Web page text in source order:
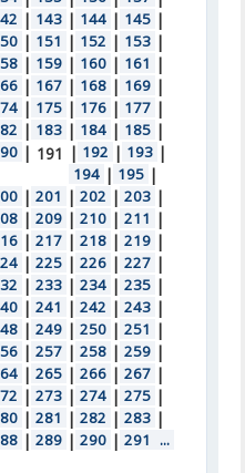
| 143 | 144 | 145 |
| 151 | 152 | 153 |
| 159 | 160 | 161 |
| 167 | 168 | 169 |
| 175 | 176 | 177 |
| 183 | 184 | 185 |
| 191 | 192 | 193 |
194 | 195 |
| 201 | 202 | 203 |
| 209 | 210 | 211 |
| 217 | 218 | 219 |
| 225 | 226 | 227 |
| 233 | 234 | 235 |
| 241 | 242 | 243 |
| 249 | 250 | 251 |
| 257 | 258 | 259 |
| 265 | 266 | 267 |
| 273 | 274 | 275 |
| 281 | 282 | 283 |
| 289 | 290 | 291 ...